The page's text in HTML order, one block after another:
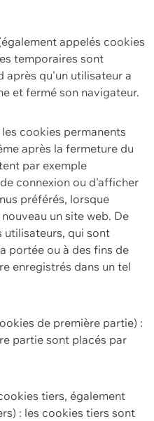
appelés cookies
temporaires sont
après qu'un utilisateur a
et fermé son navigateur.
cookies permanents
après la fermeture du
par exemple
connexion ou d'afficher
préférés, lorsque
un site web. De
utilisateurs, qui sont
portée ou à des fins de
enregistrés dans un tel
de première partie) :
partie sont placés par
tiers, également
: les cookies tiers sont